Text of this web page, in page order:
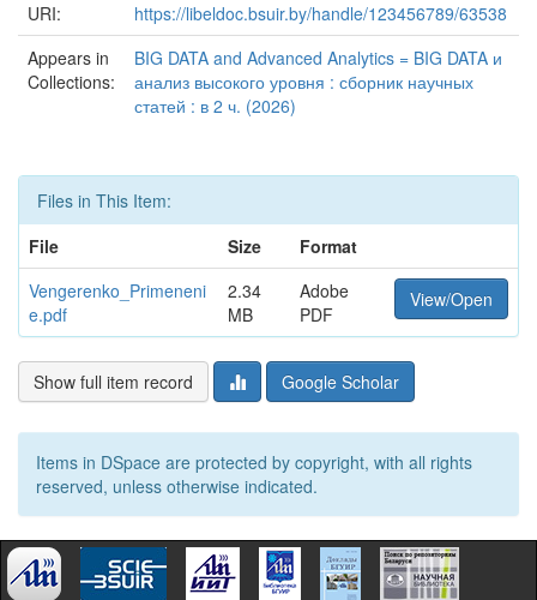
URI:
https://libeldoc.bsuir.by/handle/123456789/63538
Appears in
Collections:
BIG DATA and Advanced Analytics = BIG DATA и
анализ высокого уровня : сборник научных
статей : в 2 ч. (2026)
Files in This Item:
File
Size
Format
Vengerenko_Primeneni
e.pdf
2.34
MB
Adobe
PDF
View/Open
Show full item record Google Scholar
Items in DSpace are protected by copyright, with all rights
reserved, unless otherwise indicated.